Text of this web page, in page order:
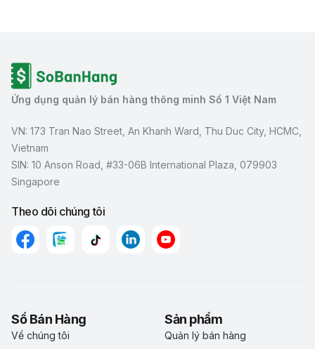
Ứng dụng quản lý bán hàng thông minh Số 1 Việt Nam
VN: 173 Tran Nao Street, An Khanh Ward, Thu Duc City, HCMC,
Vietnam
SIN: 10 Anson Road, #33-06B International Plaza, 079903
Singapore
Theo dõi chúng tôi
Sổ Bán Hàng
Về chúng tôi
Sản phẩm
Quản lý bán hàng